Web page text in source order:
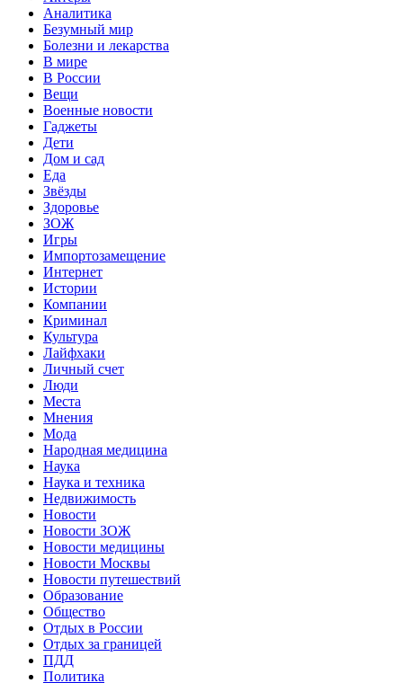
Аналитика
Безумный мир
Болезни и лекарства
В мире
В России
Вещи
Военные новости
Гаджеты
Дети
Дом и сад
Еда
Звёзды
Здоровье
ЗОЖ
Игры
Импортозамещение
Интернет
Истории
Компании
Криминал
Культура
Лайфхаки
Личный счет
Люди
Места
Мнения
Мода
Народная медицина
Наука
Наука и техника
Недвижимость
Новости
Новости ЗОЖ
Новости медицины
Новости Москвы
Новости путешествий
Образование
Общество
Отдых в России
Отдых за границей
ПДД
Политика